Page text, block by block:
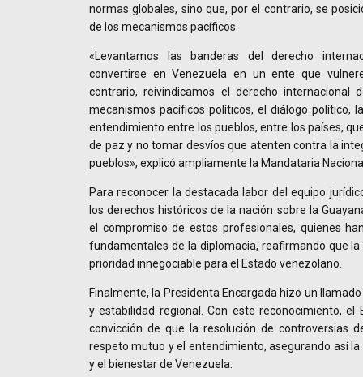
normas globales, sino que, por el contrario, se
de los mecanismos pacíficos.
«Levantamos las banderas del derecho
convertirse en Venezuela en un ente que
contrario, reivindicamos el derecho internacional
mecanismos pacíficos políticos, el diálogo político,
entendimiento entre los pueblos, entre los países,
de paz y no tomar desvíos que atenten contra la
pueblos», explicó ampliamente la Mandataria
Para reconocer la destacada labor del equipo
los derechos históricos de la nación sobre la
el compromiso de estos profesionales, quienes
fundamentales de la diplomacia, reafirmando que
prioridad innegociable para el Estado venezolano.
Finalmente, la Presidenta Encargada hizo un
y estabilidad regional. Con este reconocimiento, el
convicción de que la resolución de controversias
respeto mutuo y el entendimiento, asegurando así
y el bienestar de Venezuela.